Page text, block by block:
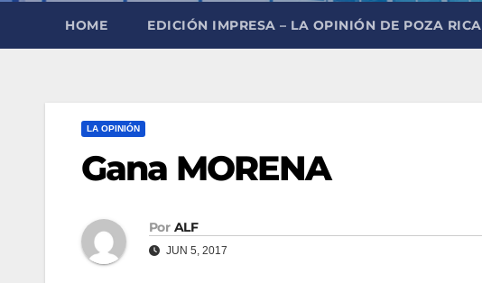
HOME EDICIÓN IMPRESA – LA OPINIÓN DE POZA RICA
LA OPINIÓN
Gana MORENA
Por ALF
JUN 5, 2017